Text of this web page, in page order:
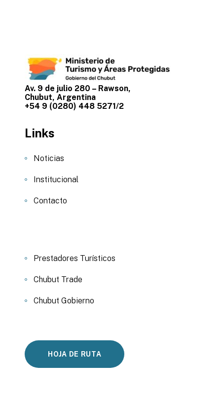
Av. 9 de julio 280 – Rawson,
Chubut, Argentina
+54 9 (0280) 448 5271/2
Links
Noticias
Institucional
Contacto
Prestadores Turísticos
Chubut Trade
Chubut Gobierno
HOJA DE RUTA